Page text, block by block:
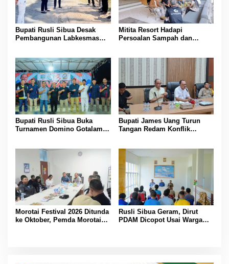
Bupati Rusli Sibua Desak
Pembangunan Labkesmas
Mitita Resort Hadapi
Persoalan Sampah dan
Bupati Rusli Sibua Buka
Turnamen Domino Gotalamo
Bupati James Uang Turun
Tangan Redam Konflik
Kerugian
Morotai Festival 2026 Ditunda
ke Oktober, Pemda Morotai
Rusli Sibua Geram, Dirut
PDAM Dicopot Usai Warga